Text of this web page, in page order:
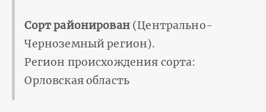
Сорт районирован(Центрально-
Черноземный регион).
Регион происхождения сорта:
Орловская область